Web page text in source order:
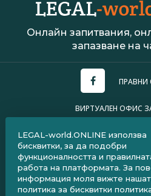
Онлайн запитвания,
запазване на
ПРАВНИ
ВИРТУАЛЕН ОФИС
ПОЛИТИКА ЗА
ЧЗВ ЗА
ЧЗВ ЗА
LEGAL-world.ONLINE използва
бисквитки, за да подобри
функционалността и
работа на платформата. За
информация моля вижте
политика за бисквитки